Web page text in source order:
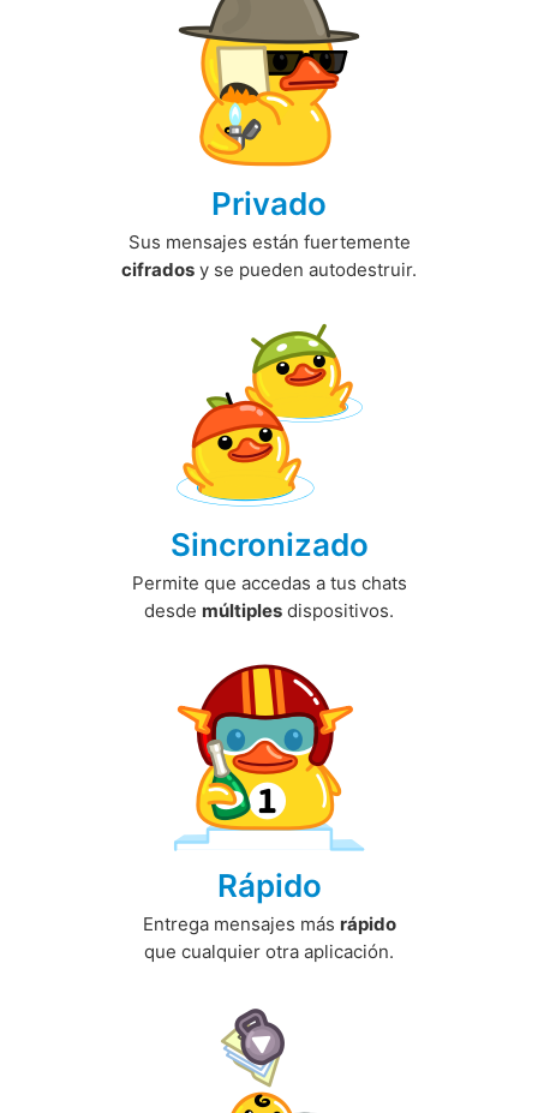
Privado
Sus mensajes están fuertemente
cifrados y se pueden autodestruir.
Sincronizado
Permite que accedas a tus chats
desde múltiples dispositivos.
Rápido
Entrega mensajes más rápido
que cualquier otra aplicación.